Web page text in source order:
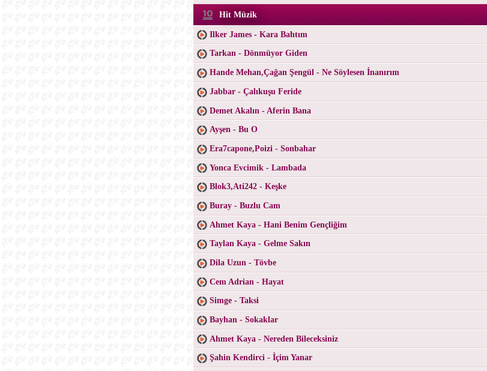
Hit Müzik
Ilker James - Kara Bahtım
Tarkan - Dönmüyor Giden
Hande Mehan,Çağan Şengül - Ne Söylesen İnanırım
Jabbar - Çalıkuşu Feride
Demet Akalın - Aferin Bana
Ayşen - Bu O
Era7capone,Poizi - Sonbahar
Yonca Evcimik - Lambada
Blok3,Ati242 - Keşke
Buray - Buzlu Cam
Ahmet Kaya - Hani Benim Gençliğim
Taylan Kaya - Gelme Sakın
Dila Uzun - Tövbe
Cem Adrian - Hayat
Simge - Taksi
Bayhan - Sokaklar
Ahmet Kaya - Nereden Bileceksiniz
Şahin Kendirci - İçim Yanar